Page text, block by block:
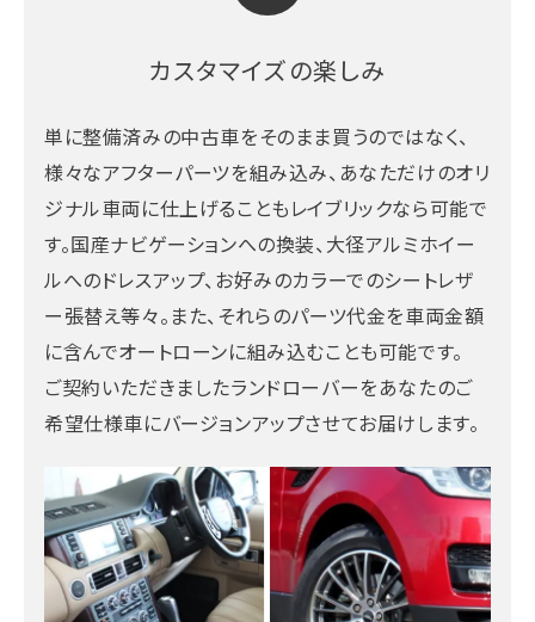
カスタマイズの楽しみ
単に整備済みの中古車をそのまま買うのではなく、
様々なアフターパーツを組み込み、あなただけのオリ
ジナル車両に仕上げることもレイブリックなら可能で
す。国産ナビゲーションへの換装、大径アルミホイー
ルへのドレスアップ、お好みのカラーでのシートレザ
ー張替え等々。また、それらのパーツ代金を車両金額
に含んでオートローンに組み込むことも可能です。
ご契約いただきましたランドローバーをあなたのご
希望仕様車にバージョンアップさせてお届けします。